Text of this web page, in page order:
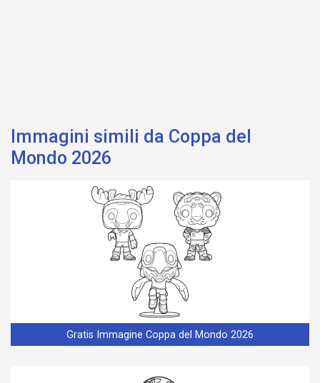
Immagini simili da Coppa del
Mondo 2026
Gratis Immagine Coppa del Mondo 2026